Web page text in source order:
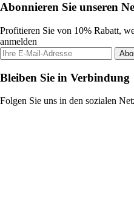
Abonnieren Sie unseren
Profitieren Sie von 10% Rabatt,
anmelden
Bleiben Sie in Verbindung
Folgen Sie uns in den sozialen